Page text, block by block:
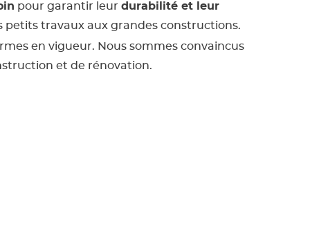
pour garantir leur durabilité et leur
petits travaux aux grandes constructions.
en vigueur. Nous sommes convaincus
et de rénovation.